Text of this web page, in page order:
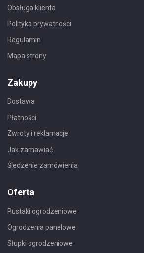
Obsługa klienta
Polityka prywatności
Regulamin
Mapa strony
Zakupy
Dostawa
Płatności
Zwroty i reklamacje
Jak zamawiać
Śledzenie zamówienia
Oferta
Pustaki ogrodzeniowe
Ogrodzenia panelowe
Słupki ogrodzeniowe